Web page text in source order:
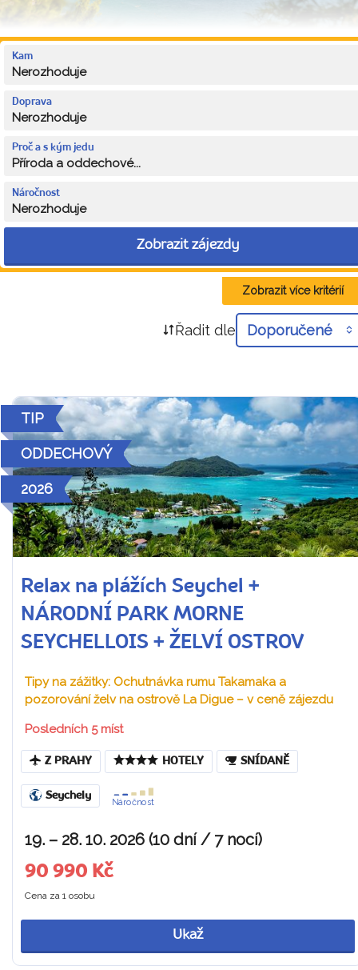
Kam
Nerozhoduje
Doprava
Nerozhoduje
Proč a s kým jedu
Příroda a oddechové...
Náročnost
Nerozhoduje
Zobrazit zájezdy
Zobrazit více kritérií
Řadit dle Doporučené
TIP
ODDECHOVÝ
2026
Relax na plážích Seychel +
NÁRODNÍ PARK MORNE
SEYCHELLOIS + ŽELVÍ OSTROV
Tipy na zážitky: Ochutnávka rumu Takamaka a
pozorování želv na ostrově La Digue – v ceně zájezdu
Posledních 5 míst
Z PRAHY HOTELY SNÍDANĚ
Seychely
Náročnost
19. – 28. 10. 2026 (10 dní / 7 nocí)
90 990 Kč
Cena za 1 osobu
Ukaž